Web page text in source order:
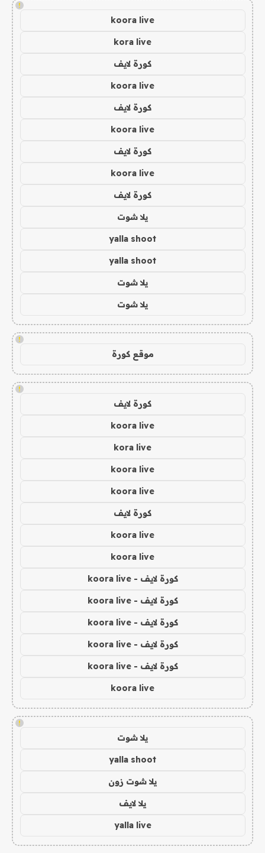
!
koora live
kora live
كورة لايف
koora live
كورة لايف
koora live
كورة لايف
koora live
كورة لايف
يلا شوت
yalla shoot
yalla shoot
يلا شوت
يلا شوت
!
موقع كورة
!
كورة لايف
koora live
kora live
koora live
koora live
كورة لايف
koora live
koora live
كورة لايف - koora live
كورة لايف - koora live
كورة لايف - koora live
كورة لايف - koora live
كورة لايف - koora live
koora live
!
يلا شوت
yalla shoot
يلا شوت زون
يلا لايف
yalla live